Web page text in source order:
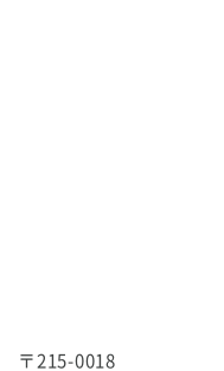
〒215-0018